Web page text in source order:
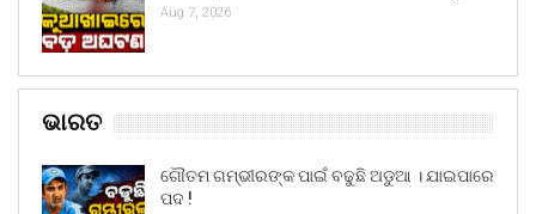
Aug 7, 2026
ଭାରତ
ଗୌତମ ଗମ୍ଭୀରଙ୍କ ପାଇଁ ବଢୁଛି ଅଡୁଆ । ଯାଇପାରେ
ପଦ !